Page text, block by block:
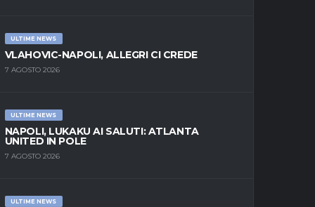
ULTIME NEWS
VLAHOVIC-NAPOLI, ALLEGRI CI CREDE
7 AGOSTO 2026
ULTIME NEWS
NAPOLI, LUKAKU AI SALUTI: ATLANTA
UNITED IN POLE
7 AGOSTO 2026
ULTIME NEWS